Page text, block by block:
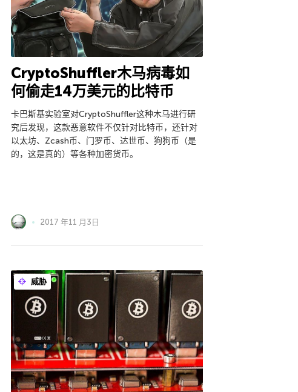
CryptoShuffler木马病毒如
何偷走14万美元的比特币
卡巴斯基实验室对CryptoShuffler这种木马进行研
究后发现，这款恶意软件不仅针对比特币，还针对
以太坊、Zcash币、门罗币、达世币、狗狗币（是
的，这是真的）等各种加密货币。
2017 年11 月3日
威胁